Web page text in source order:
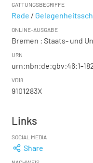
GATTUNGSBEGRIFFE
Rede /
ONLINE-AUSGABE
Bremen : Staats- und
URN
urn:nbn:de:gbv:46:1-
VD18
9101283X
Links
SOCIAL MEDIA
Share